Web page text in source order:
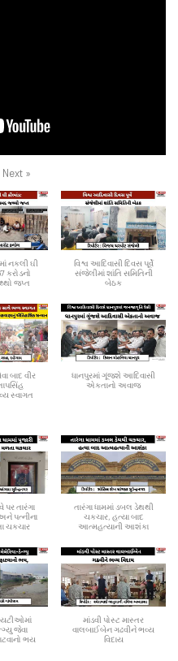
Next »
નકલી ઘી
કરોડનો
જપ્ત
વિશ્વ આદિવાસી દિવસ પૂર્વે
સંજેલીમાં શાંતિ સમિતિની
બેઠક
બાદ વીર
સ્વાગત
ધાનપુરમાં ગૂંજશે આદિવાસી
એકતાનો અવાજ
પર તારંગા
પત્નીના
ચકચાર
તારંગા ધામમાં ડબલ ડેથથી
ચકચાર, હત્યા બાદ
આત્મહત્યાની આશંકા
જેવા
ભય
માંડવી પોસ્ટ માસ્તર
વાલબાઈબેન ગઢવીને ભવ્ય
વિદાય